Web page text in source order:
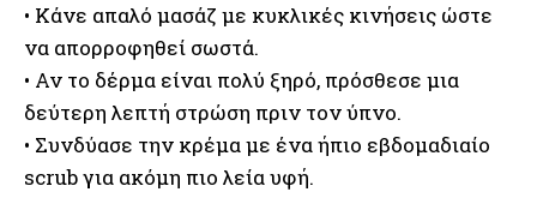
• Κάνε απαλό μασάζ με κυκλικές κινήσεις ώστε
να απορροφηθεί σωστά.
• Αν το δέρμα είναι πολύ ξηρό, πρόσθεσε μια
δεύτερη λεπτή στρώση πριν τον ύπνο.
• Συνδύασε την κρέμα με ένα ήπιο εβδομαδιαίο
scrub για ακόμη πιο λεία υφή.